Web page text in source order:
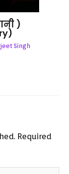
)
Singh
Required